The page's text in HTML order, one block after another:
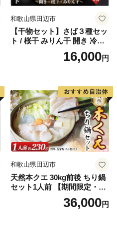
和歌山県田辺市
【干物セット】さば３種セッ
ト / 桜干 みりん干 開き 冷凍
魚介類 焼き魚 食べ比べ サバ
鯖 和歌山県 田辺市【mst011-
16,000円
和歌山県田辺市
天然本クエ 30kg前後 ちり鍋
セット1人前 【期間限定・1/3
1まで】【お野菜・自家製ぽ
ん酢付きのくえ】 ※北海
36,000円